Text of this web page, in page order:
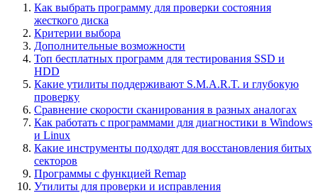
Как выбрать программу для проверки состояния
жесткого диска
Критерии выбора
Дополнительные возможности
Топ бесплатных программ для тестирования SSD и
HDD
Какие утилиты поддерживают S.M.A.R.T. и глубокую
проверку
Сравнение скорости сканирования в разных аналогах
Как работать с программами для диагностики в Windows
и Linux
Какие инструменты подходят для восстановления битых
секторов
Программы с функцией Remap
Утилиты для проверки и исправления